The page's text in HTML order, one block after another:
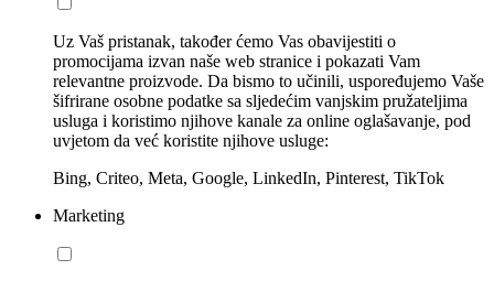
Uz Vaš pristanak, također ćemo Vas obavijestiti o
promocijama izvan naše web stranice i pokazati Vam
relevantne proizvode. Da bismo to učinili, uspoređujemo Vaše
šifrirane osobne podatke sa sljedećim vanjskim pružateljima
usluga i koristimo njihove kanale za online oglašavanje, pod
uvjetom da već koristite njihove usluge:
Bing, Criteo, Meta, Google, LinkedIn, Pinterest, TikTok
Marketing